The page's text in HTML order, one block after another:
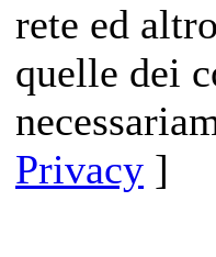
rete ed
quelle dei
Privacy ]